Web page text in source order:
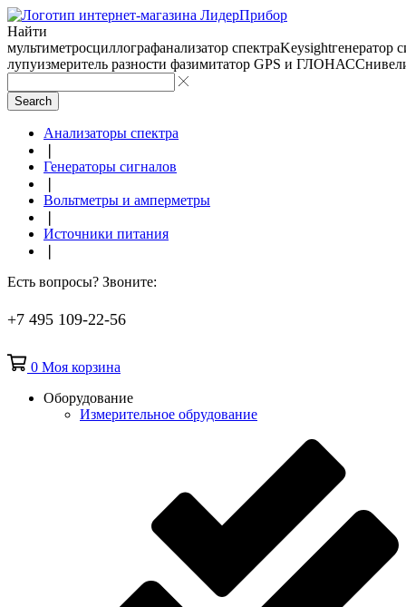
Найти
мультиметросциллографанализатор спектраKeysightгенератор
лупуизмеритель разности фазимитатор GPS и ГЛОНАСС
Search
Анализаторы спектра
Генераторы сигналов
Вольтметры и амперметры
Источники питания
Есть вопросы? Звоните:
+7 495 109-22-56
0 Моя корзина
Оборудование
Измерительное обрудование